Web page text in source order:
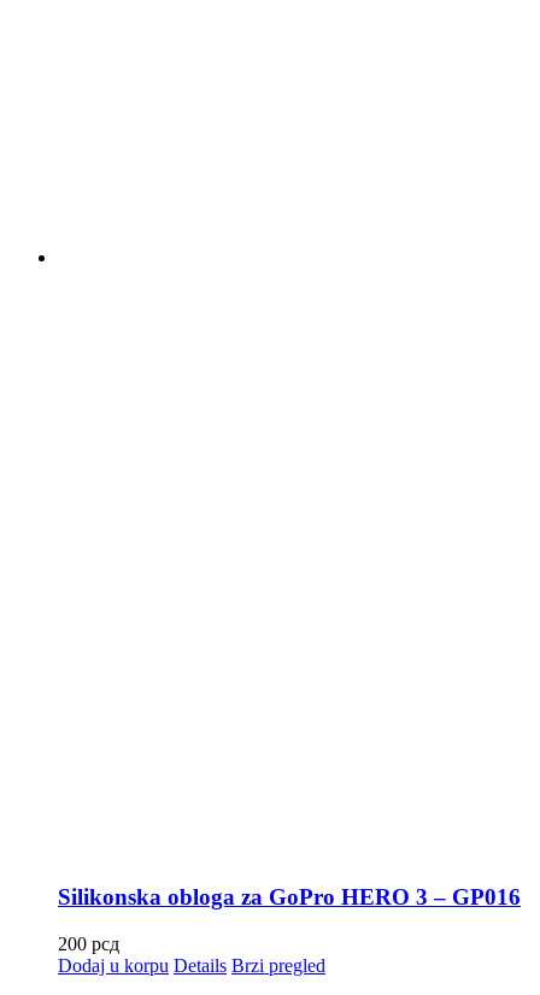
Silikonska obloga za GoPro HERO 3 – GP016
200 рсд
Dodaj u korpu Details Brzi pregled